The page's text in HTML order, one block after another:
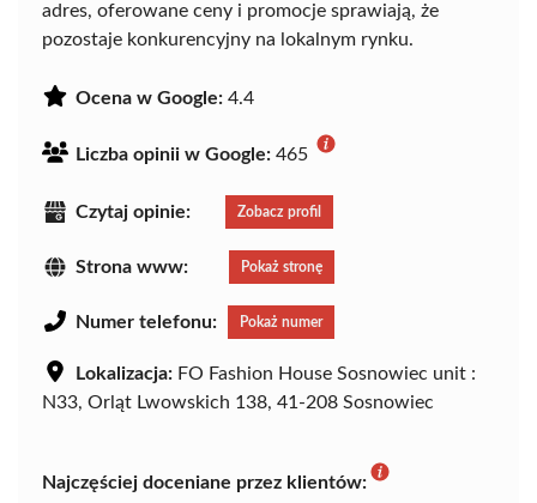
adres, oferowane ceny i promocje sprawiają, że
pozostaje konkurencyjny na lokalnym rynku.
Ocena w Google: 4.4
Liczba opinii w Google: 465
Czytaj opinie: Zobacz profil
Strona www: Pokaż stronę
Numer telefonu: Pokaż numer
Lokalizacja: FO Fashion House Sosnowiec unit :
N33, Orląt Lwowskich 138, 41-208 Sosnowiec
Najczęściej doceniane przez klientów: